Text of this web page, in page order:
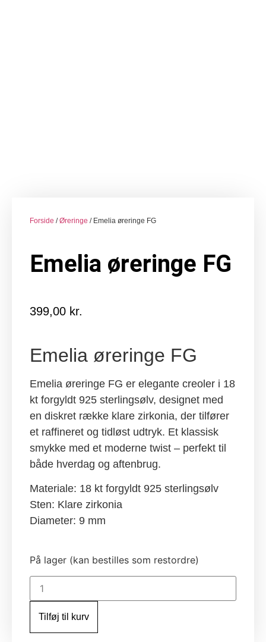
Forside /Øreringe / Emelia øreringe FG
Emelia øreringe FG
399,00 kr.
Emelia øreringe FG
Emelia øreringe FG er elegante creoler i 18
kt forgyldt 925 sterlingsølv, designet med
en diskret række klare zirkonia, der tilfører
et raffineret og tidløst udtryk. Et klassisk
smykke med et moderne twist – perfekt til
både hverdag og aftenbrug.
Materiale: 18 kt forgyldt 925 sterlingsølv
Sten: Klare zirkonia
Diameter: 9 mm
På lager (kan bestilles som restordre)
Emelia
øreringe
FG
Tilføj til kurv